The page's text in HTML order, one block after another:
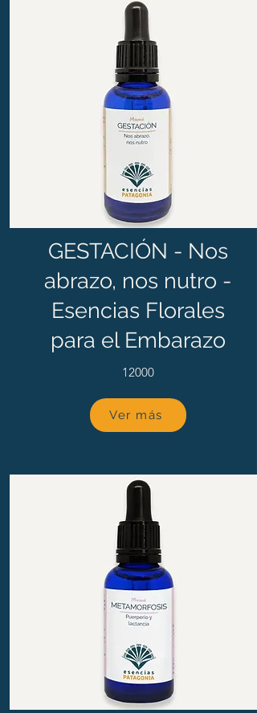
GESTACIÓN - Nos
abrazo, nos nutro -
Esencias Florales
para el Embarazo
12000
Ver más